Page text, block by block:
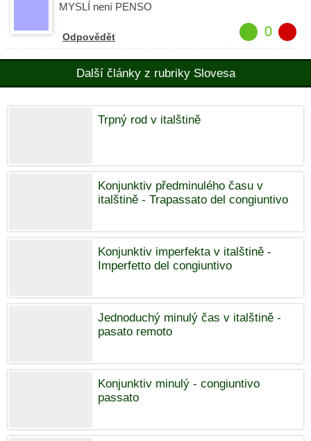
MYSLÍ není PENSO
Odpovědět 0
Další články z rubriky Slovesa
Trpný rod v italštině
Konjunktiv předminulého času v
italštině - Trapassato del congiuntivo
Konjunktiv imperfekta v italštině -
Imperfetto del congiuntivo
Jednoduchý minulý čas v italštině -
pasato remoto
Konjunktiv minulý - congiuntivo
passato